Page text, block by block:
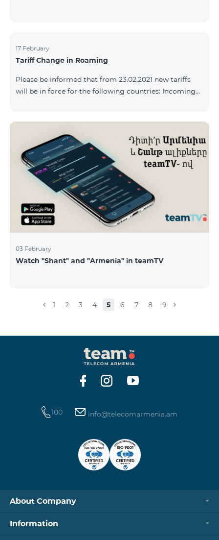
17 February
Tariff Change in Roaming
Please be informed that from 23.02.2021 new tariffs
will be in force for the following countries: Incoming
SMS – 250 AMD Internet – 7000 AMD/MB Country list:
Bermuda, Burkina Faso, Cape Verde, Cuba, Equatorial
Guinea, Ethiopia, Gambia, Guinea, Madagascar, Malawi,
Maldives, Mongolia, Namibia, Niger,
03 February
Watch "Shant" and "Armenia" in teamTV
1 2 3 4 5 6 7 8 9
100 info@telecomarmenia.am
About Company
Information